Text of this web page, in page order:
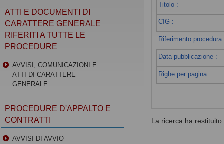
Titolo :
CIG :
Riferimento procedura
Data pubblicazione :
Righe per pagina :
La ricerca ha restituito
ATTI E DOCUMENTI DI
CARATTERE GENERALE
RIFERITI A TUTTE LE
PROCEDURE
AVVISI, COMUNICAZIONI E
ATTI DI CARATTERE
GENERALE
PROCEDURE D'APPALTO E
CONTRATTI
AVVISI DI AVVIO